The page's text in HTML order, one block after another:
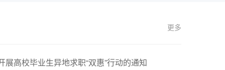
更多
高校毕业生异地求职“双惠”行动的通知